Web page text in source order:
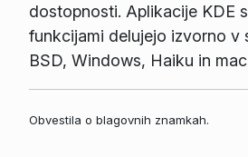
dostopnosti. Aplikacije KDE
funkcijami delujejo izvorno v
BSD, Windows, Haiku in
Obvestila o blagovnih znamkah.